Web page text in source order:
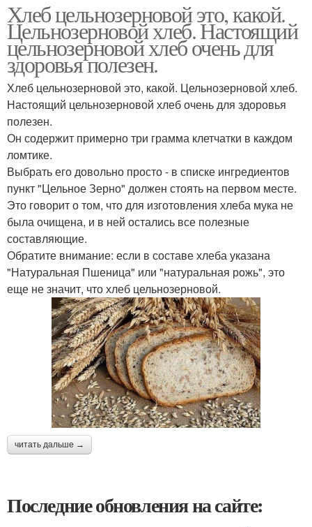
Хлеб цельнозерновой это, какой.
Цельнозерновой хлеб. Настоящий
цельнозерновой хлеб очень для
здоровья полезен.
Хлеб цельнозерновой это, какой. Цельнозерновой хлеб.
Настоящий цельнозерновой хлеб очень для здоровья
полезен.
Он содержит примерно три грамма клетчатки в каждом
ломтике.
Выбрать его довольно просто - в списке ингредиентов
пункт "Цельное Зерно" должен стоять на первом месте.
Это говорит о том, что для изготовления хлеба мука не
была очищена, и в ней остались все полезные
составляющие.
Обратите внимание: если в составе хлеба указана
"Натуральная Пшеница" или "натуральная рожь", это
еще не значит, что хлеб цельнозерновой.
читать дальше →
Последние обновления на сайте: